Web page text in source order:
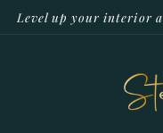
Level up your interior